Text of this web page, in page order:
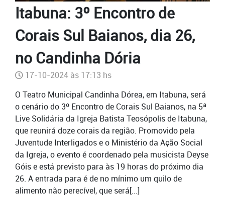
Itabuna: 3º Encontro de
Corais Sul Baianos, dia 26,
no Candinha Dória
17-10-2024 às 17:13 hs
O Teatro Municipal Candinha Dórea, em Itabuna, será
o cenário do 3º Encontro de Corais Sul Baianos, na 5ª
Live Solidária da Igreja Batista Teosópolis de Itabuna,
que reunirá doze corais da região. Promovido pela
Juventude Interligados e o Ministério da Ação Social
da Igreja, o evento é coordenado pela musicista Deyse
Góis e está previsto para às 19 horas do próximo dia
26. A entrada para é de no mínimo um quilo de
alimento não perecível, que será[...]